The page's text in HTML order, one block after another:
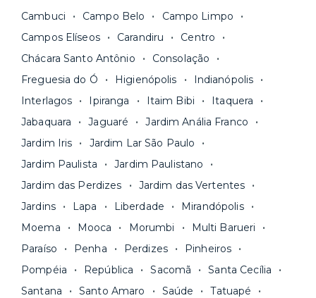
água, gás, energia e, em alguns casos, até
Os moradores ainda contam com a facilidade de
pagar todas as contas do mês junto com o
aluguel, em um boleto único. Quer ainda mais
praticidade? Escolha uma unidade com serviços
inclusos e solicite suporte e manutenção para a
nossa equipe via app.
Seja uma mala ou um caminhão de mudança: é
só levar as suas coisas e começar a morar.
menores para períodos mais longos. Você
pode comparar os valores e escolher o prazo
ideal para o seu momento de vida na página das
A melhor parte é que todo oprocesso de
documentação pelo site da Yuca e assina o
contrato na tela do seu computador ou celular.
Simples, seguro e sem burocracia!
Cambuci
Campo Belo
Campo Limpo
Campos Elíseos
Carandiru
Centro
Chácara Santo Antônio
Consolação
Freguesia do Ó
Higienópolis
Indianópolis
Interlagos
Ipiranga Itaim Bibi
Itaquera
Jabaquara
Jaguaré
Jardim Anália Franco
Jardim Iris
Jardim Lar São Paulo
Jardim Paulista
Jardim Paulistano
Jardim das Perdizes
Jardim das Vertentes
Jardins
Lapa Liberdade
Mirandópolis
Moema
Mooca Morumbi
Multi Barueri
Paraíso
Penha Perdizes
Pinheiros
Pompéia
República Sacomã
Santa Cecília
Santana
Santo Amaro Saúde
Tatuapé